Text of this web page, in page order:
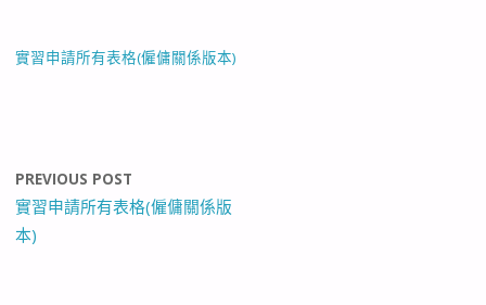
實習申請所有表格(僱傭關係版本)
PREVIOUS POST
實習申請所有表格(僱傭關係版
本)